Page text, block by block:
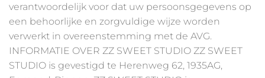
verantwoordelijk voor dat uw persoonsgegevens op
een behoorlijke en zorgvuldige wijze worden
verwerkt in overeenstemming met de AVG.
INFORMATIE OVER ZZ SWEET STUDIO ZZ SWEET
STUDIO is gevestigd te Herenweg 62, 1935AG,